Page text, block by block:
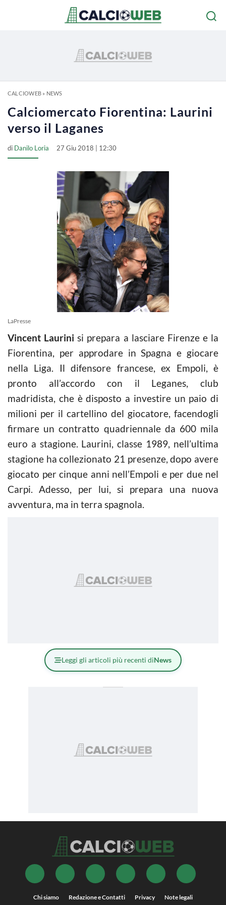
CALCIOWEB» NEWS
Calciomercato Fiorentina: Laurini
verso il Laganes
di Danilo Loria 27 Giu 2018 | 12:30
LaPresse
Vincent Laurini si prepara a lasciare Firenze e la
Fiorentina, per approdare in Spagna e giocare
nella Liga. Il difensore francese, ex Empoli, è
pronto all’accordo con il Leganes, club
madridista, che è disposto a investire un paio di
milioni per il cartellino del giocatore, facendogli
firmare un contratto quadriennale da 600 mila
euro a stagione. Laurini, classe 1989, nell’ultima
stagione ha collezionato 21 presenze, dopo avere
giocato per cinque anni nell’Empoli e per due nel
Carpi. Adesso, per lui, si prepara una nuova
avventura, ma in terra spagnola.
Leggi gli articoli più recenti diNews
Chi siamo Redazione e Contatti Privacy Note legali